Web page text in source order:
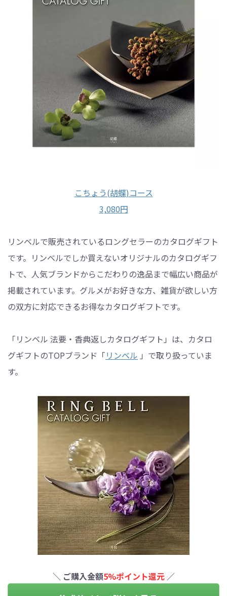
こちょう(胡蝶)コース
3,080円
リンベルで販売されているロングセラーのカタログギフト
です。リンベルでしか買えないオリジナルのカタログギフ
トで、人気ブランドからこだわりの逸品まで幅広い商品が
掲載されています。グルメがお好きな方、雑貨が欲しい方
の双方に対応できるお得なカタログギフトです。
「リンベル 法要・香典返しカタログギフト」は、カタロ
グギフトのTOPブランド「リンベル 」で取り扱っていま
す。
＼ ご購入金額5%ポイント還元／